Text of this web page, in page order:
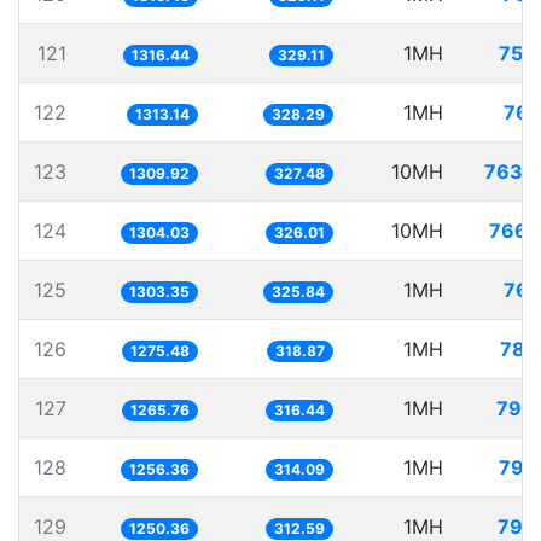
121 1316.44 329.11 1MH
122 1313.14 328.29 1MH
123 1309.92 327.48 10MH
124 1304.03 326.01 10MH
125 1303.35 325.84 1MH
126 1275.48 318.87 1MH
127 1265.76 316.44 1MH
128 1256.36 314.09 1MH
129 1250.36 312.59 1MH